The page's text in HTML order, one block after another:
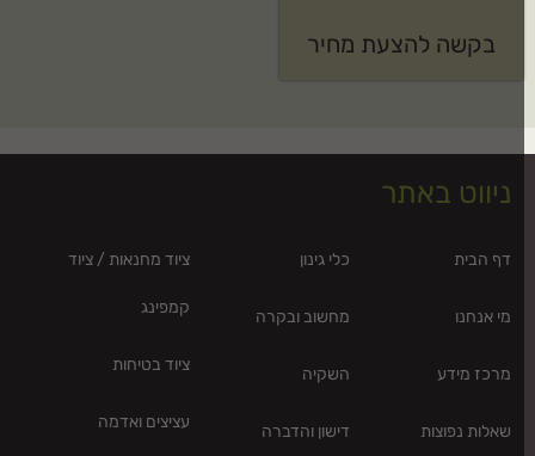
בקשה להצעת מחיר
ניווט באתר
דף הבית
מי אנחנו
מרכז מידע
שאלות נפוצות
כלי גינון
מחשוב ובקרה
השקיה
דישון והדברה
ציוד מחנאות / ציוד
קמפינג
ציוד בטיחות
עציצים ואדמה